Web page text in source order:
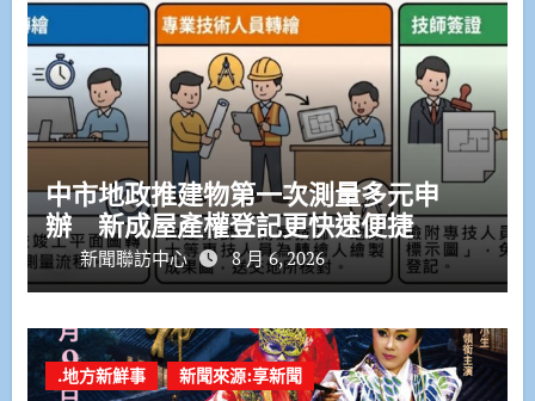
中市地政推建物第一次測量多元申
辦 新成屋產權登記更快速便捷
新聞聯訪中心 8 月 6, 2026
.地方新鮮事 新聞來源:享新聞